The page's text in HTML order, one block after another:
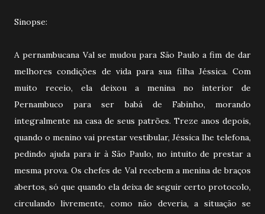
Sinopse:
A pernambucana Val se mudou para São Paulo a fim de dar
melhores condições de vida para sua filha Jéssica. Com
muito receio, ela deixou a menina no interior de
Pernambuco para ser babá de Fabinho, morando
integralmente na casa de seus patrões. Treze anos depois,
quando o menino vai prestar vestibular, Jéssica lhe telefona,
pedindo ajuda para ir à São Paulo, no intuito de prestar a
mesma prova. Os chefes de Val recebem a menina de braços
abertos, só que quando ela deixa de seguir certo protocolo,
circulando livremente, como não deveria, a situação se